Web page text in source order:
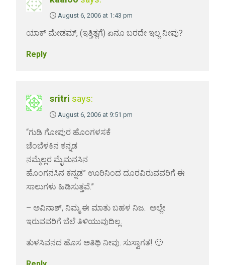
August 6, 2006 at 1:43 pm
ಯಾಕ್ ಮೇಡಮ್, (ಇತ್ತಿತ್ಲಗೆ) ಏನೂ ಬರದೇ ಇಲ್ಲ ನೀವು?
Reply
sritri says:
August 6, 2006 at 9:51 pm
“ಗುಡಿ ಗೋಪುರ ಹೊಂಗಳಸಕೆ
ಚೆಂಬೆಳಕಿನ ಕನ್ನಡ
ನಮ್ಮೆಲ್ಲರ ಮೈಮನಸಿನ
ಹೊಂಗನಸಿನ ಕನ್ನಡ” ಊರಿನಿಂದ ದೂರವಿರುವವರಿಗೆ ಈ
ಸಾಲುಗಳು ಹಿಡಿಸುತ್ತವೆ.”
– ಅವಿನಾಶ್, ನಿಮ್ಮ ಈ ಮಾತು ಬಹಳ ನಿಜ. ಅಲ್ಲೇ
ಇರುವವರಿಗೆ ಬೆಲೆ ತಿಳಿಯುವುದಿಲ್ಲ.
ತುಳಸಿವನದ ಹೊಸ ಅತಿಥಿ ನೀವು. ಸುಸ್ವಾಗತ! 🙂